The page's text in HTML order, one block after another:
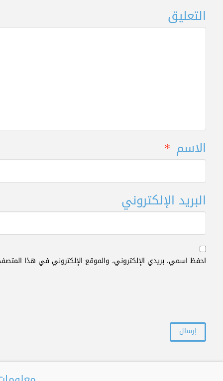
التعليق
الاسم *
البريد الإلكتروني
احفظ اسمي، بريدي الإلكتروني، والموقع الإلكتروني في هذا